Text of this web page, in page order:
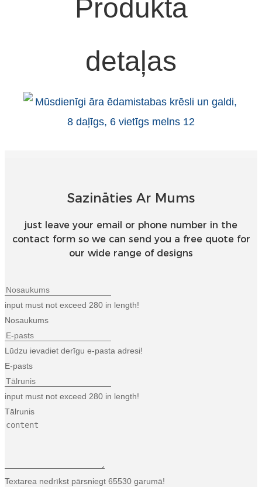
Produkta
detaļas
Sazināties Ar Mums
just leave your email or phone number in the
contact form so we can send you a free quote for
our wide range of designs
input must not exceed 280 in length!
Nosaukums
Lūdzu ievadiet derīgu e-pasta adresi!
E-pasts
input must not exceed 280 in length!
Tālrunis
Textarea nedrīkst pārsniegt 65530 garumā!